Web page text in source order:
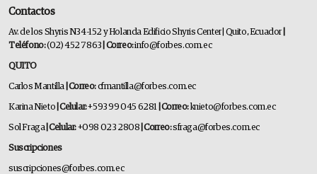
Contactos
Av. de los Shyris N34-152 y Holanda Edificio Shyris Center | Quito, Ecuador
Teléfono:(02) 452 7863 | Correo:info@forbes.com.ec
QUITO
Carlos Mantilla | Correo:cfmantilla@forbes.com.ec
Karina Nieto | Celular:+593 99 045 6281 | Correo: knieto@forbes.com.ec
Sol Fraga | Celular:+098 023 2808 | Correo:sfraga@forbes.com.ec
Suscripciones
suscripciones@forbes.com.ec